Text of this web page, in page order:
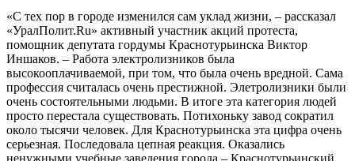
«С тех пор в городе изменился сам уклад жизни, – рассказал
«УралПолит.Ru» активный участник акций протеста,
помощник депутата гордумы Краснотурьинска Виктор
Иншаков. – Работа электролизников была
высокооплачиваемой, при том, что была очень вредной. Сама
профессия считалась очень престижной. Элетролизники были
очень состоятельными людьми. В итоге эта категория людей
просто перестала существовать. Потихоньку завод сократил
около тысячи человек. Для Краснотурьинска эта цифра очень
серьезная. Последовала цепная реакция. Оказались